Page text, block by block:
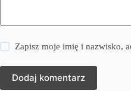
Zapisz moje imię i nazwisko,
Dodaj komentarz